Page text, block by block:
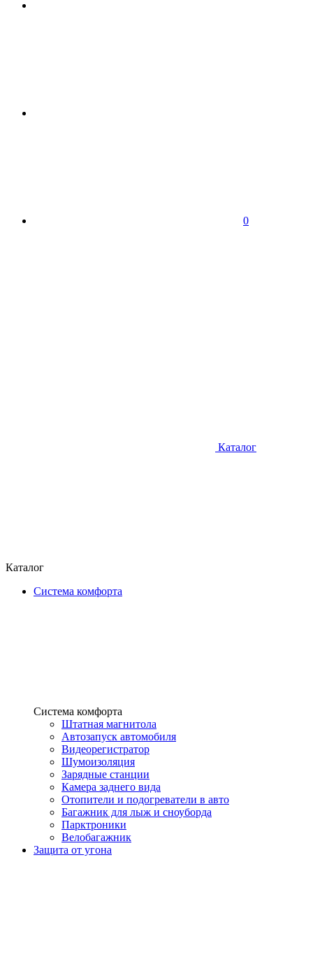
0
Каталог
Каталог
Система комфорта
Система комфорта
Штатная магнитола
Автозапуск автомобиля
Видеорегистратор
Шумоизоляция
Зарядные станции
Камера заднего вида
Отопители и подогреватели в авто
Багажник для лыж и сноуборда
Парктроники
Велобагажник
Защита от угона